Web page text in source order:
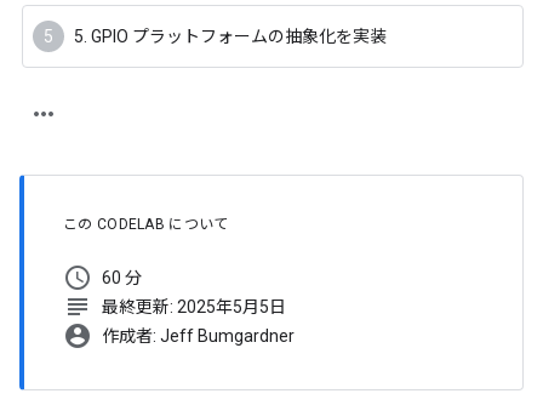
5. GPIO プラットフォームの抽象化を実装
この CODELAB について
schedule 60 分
subject 最終更新: 2025年5月5日
account_circle 作成者: Jeff Bumgardner